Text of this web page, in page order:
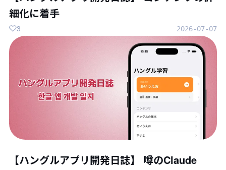
細化に着手
2026-07-07
3
【ハングルアプリ開発日誌】 噂のClaude